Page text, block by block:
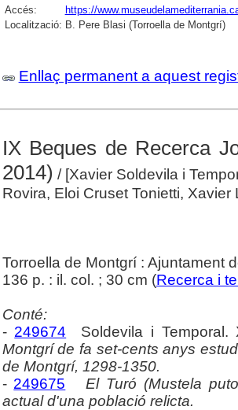
Accés:
https://
Localització: B. Pere Blasi (Torroella de Montgrí)
Enllaç permanent a aquest
IX Beques de Recerca
2014) / [Xavier Soldevila i
Rovira, Eloi Cruset Tonietti, Xavier
Torroella de Montgrí : Ajuntament
136 p. : il. col. ; 30 cm (Recerca i
Conté:
- 249674 Soldevila i Temporal.
Montgrí de fa set-cents anys
de Montgrí, 1298-1350.
- 249675
El Turó (Mustela
actual d'una població relicta.